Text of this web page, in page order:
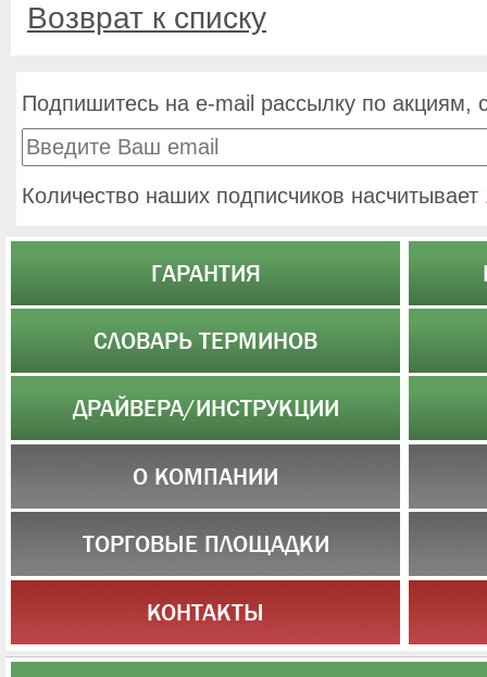
Возврат к списку
Подпишитесь на e-mail рассылку по акциям,
Количество наших подписчиков насчитывает
ГАРАНТИЯ
СЛОВАРЬ ТЕРМИНОВ
ДРАЙВЕРА/ИНСТРУКЦИИ
О КОМПАНИИ
ТОРГОВЫЕ ПЛОЩАДКИ
КОНТАКТЫ